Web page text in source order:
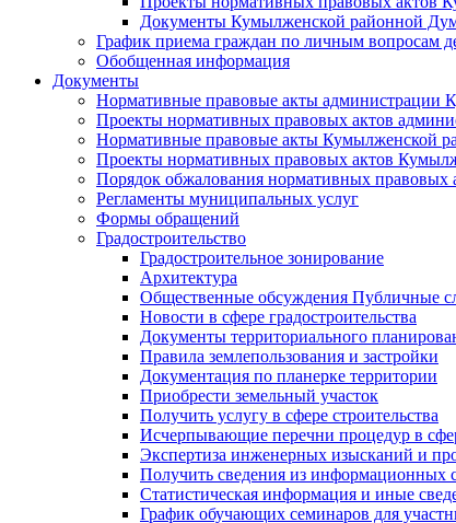
Документы Кумылженской районной
График приема граждан по личным вопросам
Обобщенная информация
Документы
Нормативные правовые акты администрации
Проекты нормативных правовых актов
Нормативные правовые акты Кумылженской
Проекты нормативных правовых актов
Порядок обжалования нормативных правовых
Регламенты муниципальных услуг
Формы обращений
Градостроительство
Градостроительное зонирование
Архитектура
Общественные обсуждения Публичные
Новости в сфере градостроительства
Документы территориального
Правила землепользования и застройки
Документация по планерке территории
Приобрести земельный участок
Получить услугу в сфере строительства
Исчерпывающие перечни процедур в
Экспертиза инженерных изысканий и
Получить сведения из информационных
Статистическая информация и иные
График обучающих семинаров для